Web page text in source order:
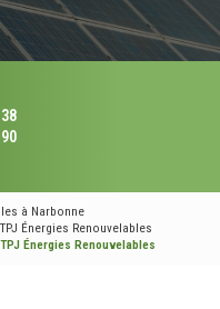
à Narbonne
Énergies Renouvelables
Énergies Renouvelables